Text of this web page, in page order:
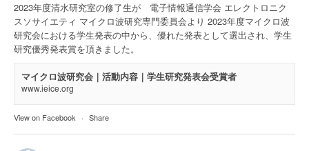
2023年度清水研究室の修了生が 電子情報通信学会 エレクトロニク
スソサイエティ マイクロ波研究専門委員会より 2023年度マイクロ波
研究会における学生発表の中から、優れた発表として選出され、学生
研究優秀発表賞を頂きました。
マイクロ波研究会｜活動内容｜学生研究発表会受賞者
www.ieice.org
View on Facebook · Share